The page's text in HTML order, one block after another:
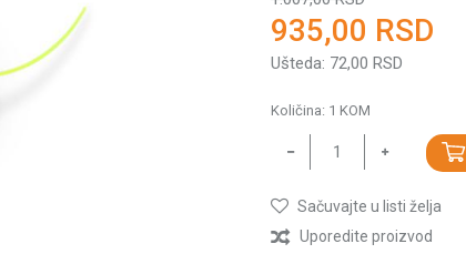
935,00 RSD
Ušteda: 72,00 RSD
Količina: 1 KOM
Sačuvajte u listi želja
Uporedite proizvod